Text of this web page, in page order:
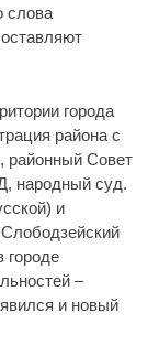
слова
города
района с
районный Совет
народный суд.
и
городе
–
и новый
оставит